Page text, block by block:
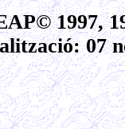
1997,
07